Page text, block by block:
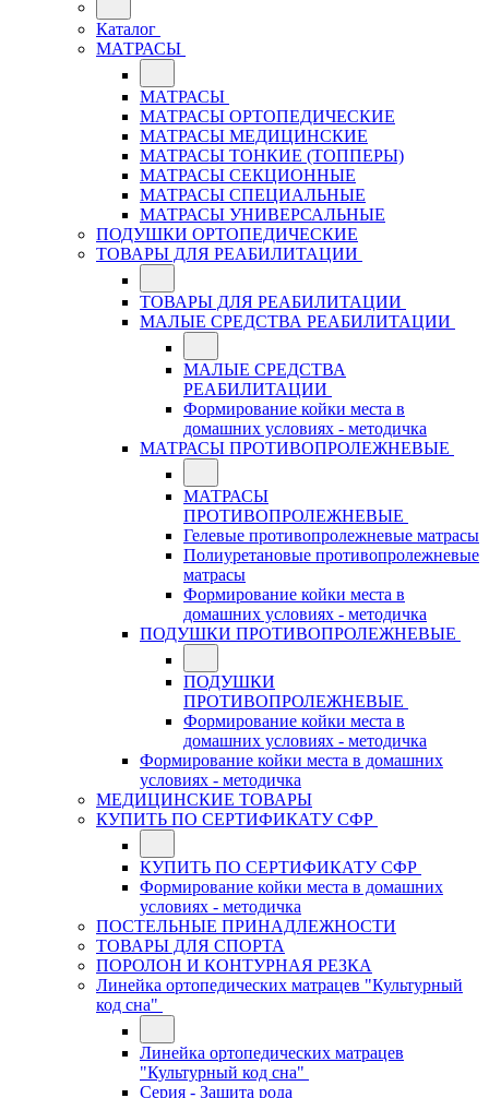
Каталог
МАТРАСЫ
МАТРАСЫ
МАТРАСЫ ОРТОПЕДИЧЕСКИЕ
МАТРАСЫ МЕДИЦИНСКИЕ
МАТРАСЫ ТОНКИЕ (ТОППЕРЫ)
МАТРАСЫ СЕКЦИОННЫЕ
МАТРАСЫ СПЕЦИАЛЬНЫЕ
МАТРАСЫ УНИВЕРСАЛЬНЫЕ
ПОДУШКИ ОРТОПЕДИЧЕСКИЕ
ТОВАРЫ ДЛЯ РЕАБИЛИТАЦИИ
ТОВАРЫ ДЛЯ РЕАБИЛИТАЦИИ
МАЛЫЕ СРЕДСТВА РЕАБИЛИТАЦИИ
МАЛЫЕ СРЕДСТВА
РЕАБИЛИТАЦИИ
Формирование койки места в
домашних условиях - методичка
МАТРАСЫ ПРОТИВОПРОЛЕЖНЕВЫЕ
МАТРАСЫ
ПРОТИВОПРОЛЕЖНЕВЫЕ
Гелевые противопролежневые матрасы
Полиуретановые противопролежневые
матрасы
Формирование койки места в
домашних условиях - методичка
ПОДУШКИ ПРОТИВОПРОЛЕЖНЕВЫЕ
ПОДУШКИ
ПРОТИВОПРОЛЕЖНЕВЫЕ
Формирование койки места в
домашних условиях - методичка
Формирование койки места в домашних
условиях - методичка
МЕДИЦИНСКИЕ ТОВАРЫ
КУПИТЬ ПО СЕРТИФИКАТУ СФР
КУПИТЬ ПО СЕРТИФИКАТУ СФР
Формирование койки места в домашних
условиях - методичка
ПОСТЕЛЬНЫЕ ПРИНАДЛЕЖНОСТИ
ТОВАРЫ ДЛЯ СПОРТА
ПОРОЛОН И КОНТУРНАЯ РЕЗКА
Линейка ортопедических матрацев "Культурный
код сна"
Линейка ортопедических матрацев
"Культурный код сна"
Серия - Защита рода